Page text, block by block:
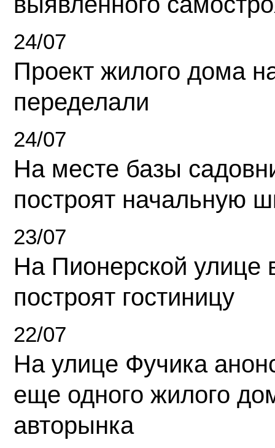
24/07
Проект жилого дома
переделали
24/07
На месте базы
построят начальную
23/07
На Пионерской улице
построят гостиницу
22/07
На улице Фучика
еще одного жилого
авторынка